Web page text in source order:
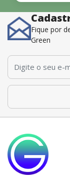
Fique por
Green
E-mail